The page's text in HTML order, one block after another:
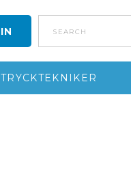
search
TRYCKTEKNIKER